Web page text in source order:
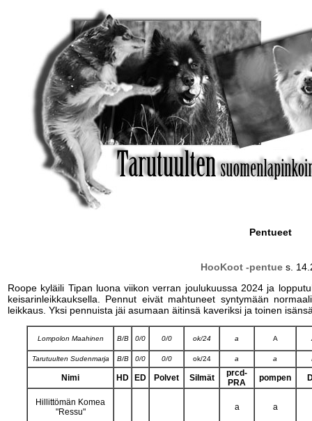
Pentueet
HooKoot -pentues.
Roope kyläili Tipan luona viikon verran joulukuussa 2024 ja
keisarinleikkauksella. Pennut eivät mahtuneet syntymään
leikkaus. Yksi pennuista jäi asumaan äitinsä kaveriksi ja toinen
Lompolon Maahinen B/B 0/0 0/0 ok/24 a A
Tarutuulten Sudenmarja B/B 0/0 0/0 ok/24 a a
Nimi HD ED Polvet Silmät
prcd-
PRA
pompen
Hillittömän Komea
"Ressu"
a a